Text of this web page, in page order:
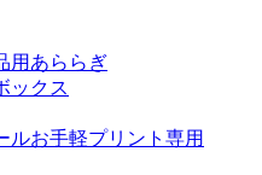
用あららぎ
ックス
お手軽プリント専用